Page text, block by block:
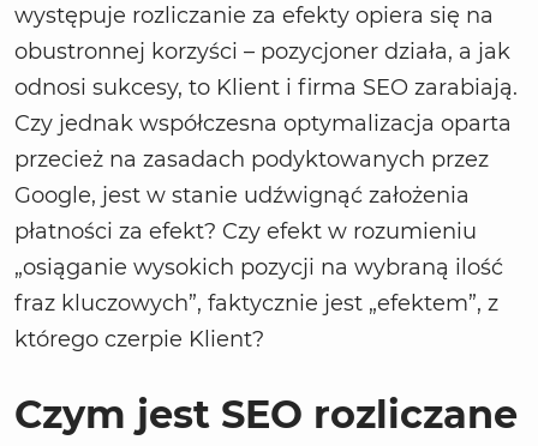
występuje rozliczanie za efekty opiera się na
obustronnej korzyści – pozycjoner działa, a jak
odnosi sukcesy, to Klient i firma SEO zarabiają.
Czy jednak współczesna optymalizacja oparta
przecież na zasadach podyktowanych przez
Google, jest w stanie udźwignąć założenia
płatności za efekt? Czy efekt w rozumieniu
„osiąganie wysokich pozycji na wybraną ilość
fraz kluczowych”, faktycznie jest „efektem”, z
którego czerpie Klient?
Czym jest SEO rozliczane